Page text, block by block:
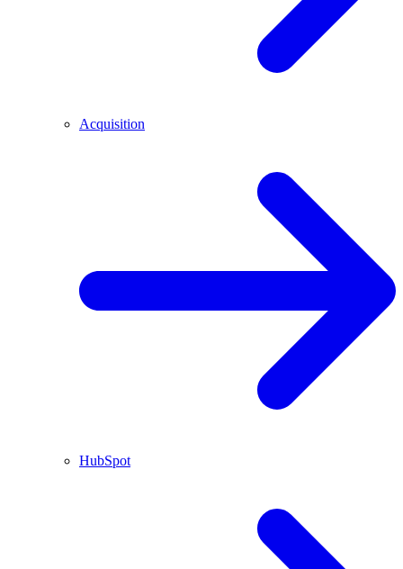
Acquisition
HubSpot